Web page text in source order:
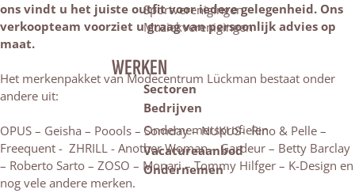
Sportverenigingen
Muziekverenigingen
WERKEN
Sectoren
Bedrijven
Ondernemersprofielen
Vacatureaanbod
Ondernemen
ons vindt u het juiste outfit voor iedere gelegenheid. Ons
verkoopteam voorziet u graag van persoonlijk advies op
maat.
Het merkenpakket van Modecentrum Lückman bestaat onder
andere uit:
OPUS – Geisha – Poools – Somday – NUKUS- Rino & Pelle –
Freequent - ZHRILL - Another Woman – Gardeur – Betty Barclay
– Roberto Sarto – ZOSO – Monari – Tommy Hilfger – K-Design en
nog vele andere merken.